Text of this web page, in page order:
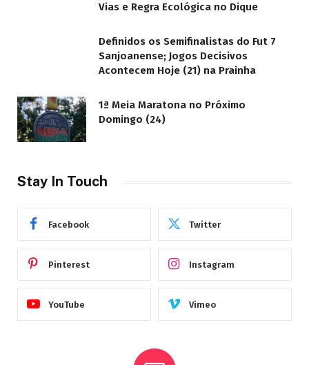
Vias e Regra Ecológica no Dique
Definidos os Semifinalistas do Fut 7
Sanjoanense; Jogos Decisivos
Acontecem Hoje (21) na Prainha
1ª Meia Maratona no Próximo
Domingo (24)
Stay In Touch
Facebook Twitter
Pinterest Instagram
YouTube Vimeo